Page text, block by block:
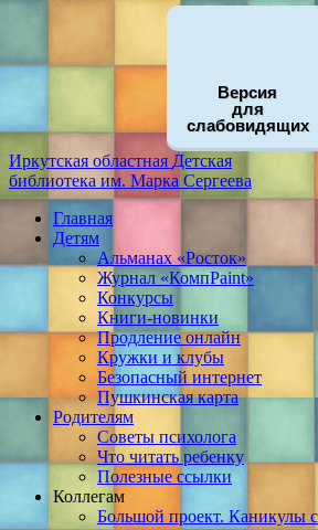
Версия
для
слабовидящих
Иркутская областная Детская
библиотека им. Марка Сергеева
Главная
Детям
Альманах «Росток»
Журнал «КомпPaint»
Конкурсы
Книги-новинки
Продление онлайн
Кружки и клубы
Безопасный интернет
Пушкинская карта
Родителям
Советы психолога
Что читать ребенку
Полезные ссылки
Коллегам
Большой проект. Каникулы